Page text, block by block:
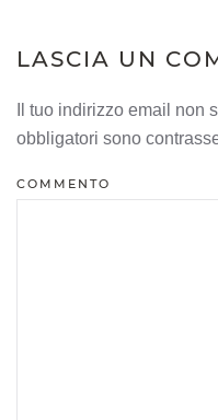
LASCIA UN
Il tuo indirizzo email non
obbligatori sono
COMMENTO